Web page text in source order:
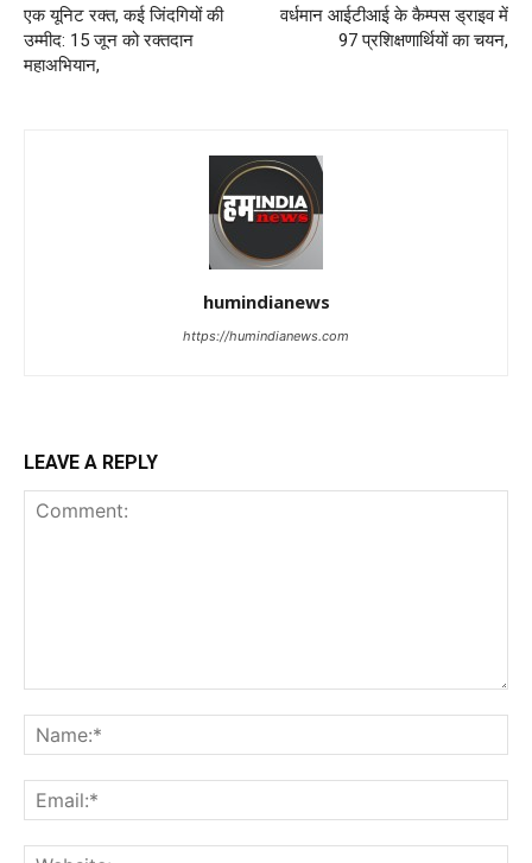
एक यूनिट रक्त, कई जिंदगियों की
उम्मीद: 15 जून को रक्तदान
महाअभियान,
वर्धमान आईटीआई के कैम्पस ड्राइव में
97 प्रशिक्षणार्थियों का चयन,
humindianews
https://humindianews.com
LEAVE A REPLY